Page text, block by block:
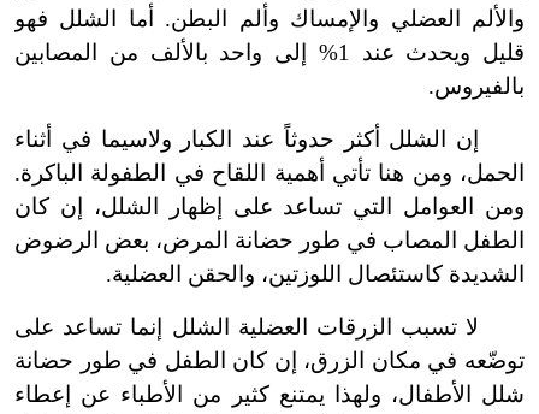
والألم العضلي والإمساك وألم البطن. أما الشلل فهو
قليل ويحدث عند 1% إلى واحد بالألف من المصابين
بالفيروس.
إن الشلل أكثر حدوثاً عند الكبار ولاسيما في أثناء
الحمل، ومن هنا تأتي أهمية اللقاح في الطفولة الباكرة.
ومن العوامل التي تساعد على إظهار الشلل، إن كان
الطفل المصاب في طور حضانة المرض، بعض الرضوض
الشديدة كاستئصال اللوزتين، والحقن العضلية.
لا تسبب الزرقات العضلية الشلل إنما تساعد على
توضّعه في مكان الزرق، إن كان الطفل في طور حضانة
شلل الأطفال، ولهذا يمتنع كثير من الأطباء عن إعطاء